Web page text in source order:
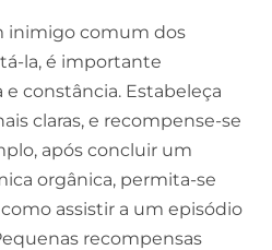
inimigo comum dos
la, é importante
constância. Estabeleça
claras, e recompense-se
após concluir um
orgânica, permita-se
assistir a um episódio
recompensas